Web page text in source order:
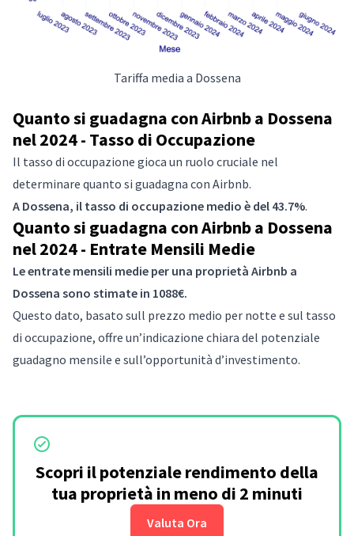
Tariffa media a Dossena
Quanto si guadagna con Airbnb a Dossena
nel 2024 - Tasso di Occupazione
Il tasso di occupazione gioca un ruolo cruciale nel
determinare quanto si guadagna con Airbnb.
A Dossena, il tasso di occupazione medio è del 43.7%.
Quanto si guadagna con Airbnb a Dossena
nel 2024 - Entrate Mensili Medie
Le entrate mensili medie per una proprietà Airbnb a
Dossena sono stimate in 1088€.
Questo dato, basato sull prezzo medio per notte e sul tasso
di occupazione, offre un’indicazione chiara del potenziale
guadagno mensile e sull’opportunità d’investimento.
Scopri il potenziale rendimento della
tua proprietà in meno di 2 minuti
Valuta Ora